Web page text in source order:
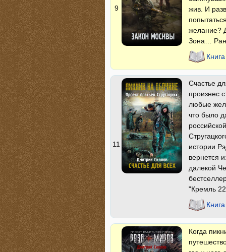
9
жив. И
желание?
Зона…
11
Счастье
произнес
любые
что было
истории
вернется
далекой
"Кремль
Когда